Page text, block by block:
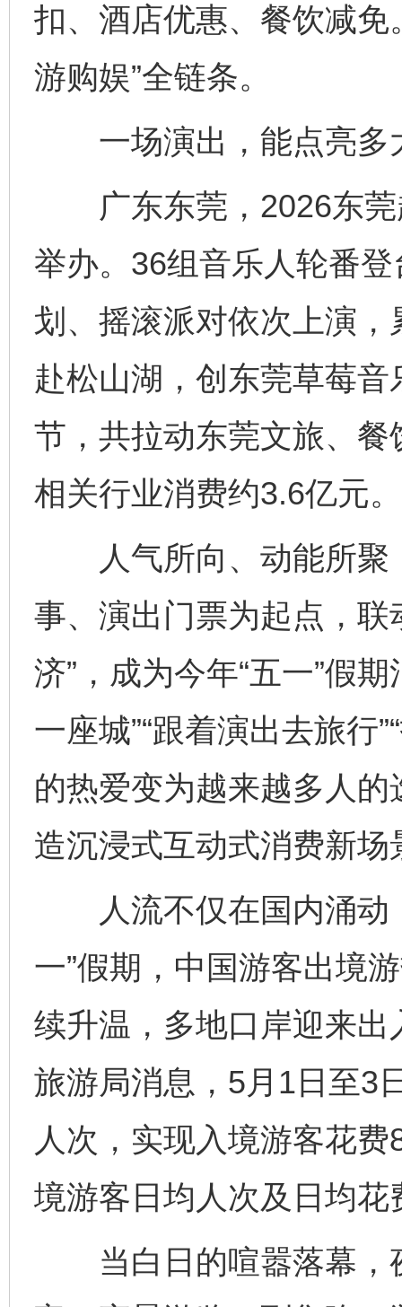
扣、酒店优惠、餐饮减免
游购娱”全链条。
一场演出，能点亮多
广东东莞，2026东莞
举办。36组音乐人轮番
划、摇滚派对依次上演
赴松山湖，创东莞草莓
节，共拉动东莞文旅、
相关行业消费约3.6亿元。
人气所向、动能所聚
事、演出门票为起点，联
济”，成为今年“五一”假
一座城”“跟着演出去旅行
的热爱变为越来越多人
造沉浸式互动式消费新
人流不仅在国内涌动
一”假期，中国游客出境
续升温，多地口岸迎来
旅游局消息，5月1日至3
人次，实现入境游客花
境游客日均人次及日均
当白日的喧嚣落幕，